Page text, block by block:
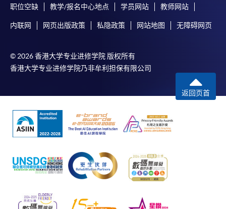
职位空缺 教学/报名中心地点 学员网站 教师网站
内联网 网页出版政策 私隐政策 网站地图 无障碍网页
© 2026 香港大学专业进修学院 版权所有
香港大学专业进修学院乃非牟利担保有限公司
返回页首